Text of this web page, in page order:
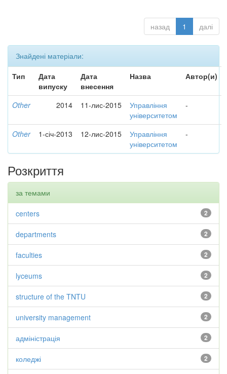
назад 1 далі
Знайдені матеріали:
Тип
Дата
випуску
Дата
внесення
Назва Автор(и)
Other 2014 11-лис-2015
Управління
університетом
-
Other 1-січ-2013 12-лис-2015
Управління
університетом
-
Розкриття
за темами
2
centers
2
departments
2
faculties
2
lyceums
2
structure of the TNTU
2
university management
2
адміністрація
2
коледжі